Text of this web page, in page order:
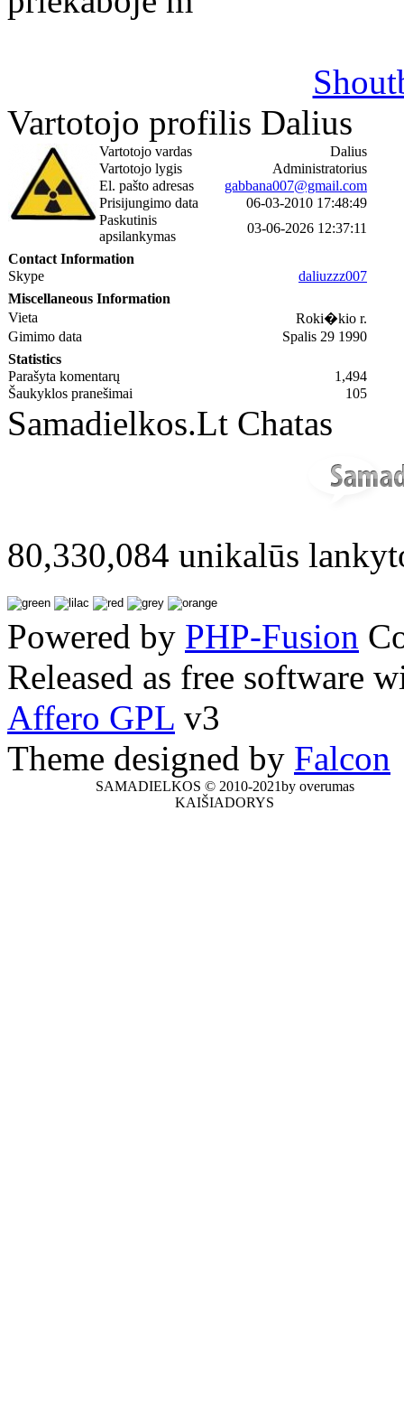
Vartotojo profilis Dalius
Vartotojo vardas
Dalius
Vartotojo lygis
Administratorius
El. pašto adresas
gabbana007@gmail.com
Prisijungimo data
06-03-2010 17:48:49
Paskutinis
apsilankymas
03-06-2026 12:37:11
Contact Information
Skype
daliuzzz007
Miscellaneous Information
Vieta
Roki�kio r.
Gimimo data
Spalis 29 1990
Statistics
Parašyta komentarų
1,494
Šaukyklos pranešimai
105
Samadielkos.Lt Chatas
80,330,084 unikalūs
Powered by PHP-Fusion
Released as free software
Affero GPL v3
Theme designed by Falcon
SAMADIELKOS © 2010-2021by overumas
KAIŠIADORYS